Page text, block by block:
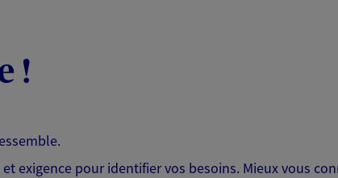
!
exigence pour identifier vos besoins. Mieux vous